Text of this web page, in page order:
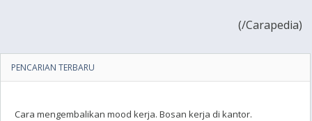
(/Carapedia)
PENCARIAN TERBARU
Cara mengembalikan mood kerja. Bosan kerja di kantor.